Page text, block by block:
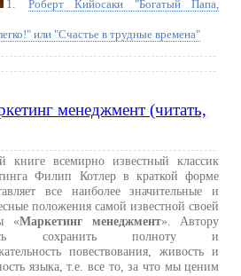
1. Роберт Кийосаки "Богатый Папа,
или "Счастье в трудные времена"
менеджмент (читать,
книге всемирно известный классик
Филип Котлер в краткой форме
все наиболее значительные и
положения самой известной своей
«Маркетинг менеджмент». Автору
сохранить полноту и
повествования, живость и
языка, т.е. все то, за что мы ценим